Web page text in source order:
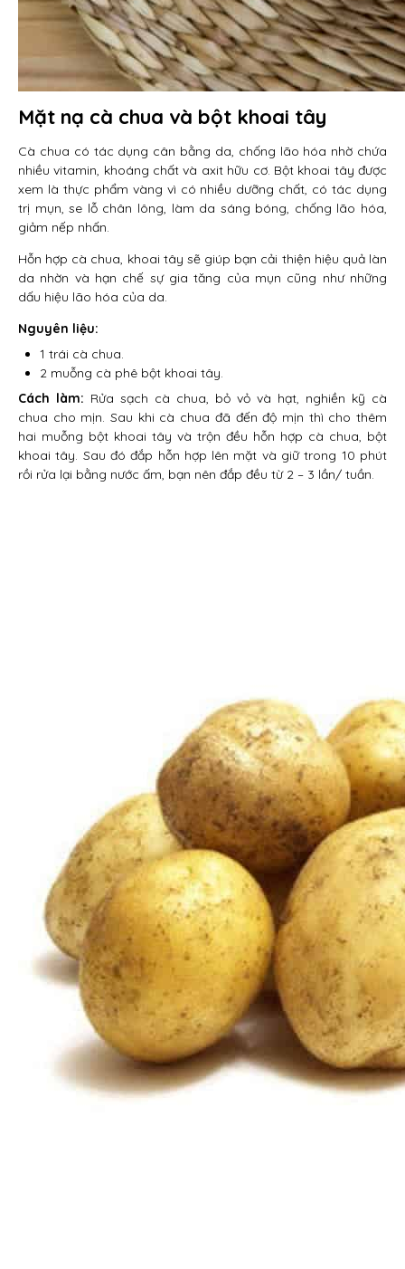
Mặt nạ cà chua và bột khoai tây
Cà chua có tác dụng cân bằng da, chống lão hóa nhờ chứa
nhiều vitamin, khoáng chất và axit hữu cơ. Bột khoai tây được
xem là thực phẩm vàng vì có nhiều dưỡng chất, có tác dụng
trị mụn, se lỗ chân lông, làm da sáng bóng, chống lão hóa,
giảm nếp nhấn.
Hỗn hợp cà chua, khoai tây sẽ giúp bạn cải thiện hiệu quả làn
da nhờn và hạn chế sự gia tăng của mụn cũng như những
dấu hiệu lão hóa của da.
Nguyên liệu:
1 trái cà chua.
2 muỗng cà phê bột khoai tây.
Cách làm: Rửa sạch cà chua, bỏ vỏ và hạt, nghiền kỹ cà
chua cho mịn. Sau khi cà chua đã đến độ mịn thì cho thêm
hai muỗng bột khoai tây và trộn đều hỗn hợp cà chua, bột
khoai tây. Sau đó đắp hỗn hợp lên mặt và giữ trong 10 phút
rồi rửa lại bằng nước ấm, bạn nên đắp đều từ 2 – 3 lần/ tuần.